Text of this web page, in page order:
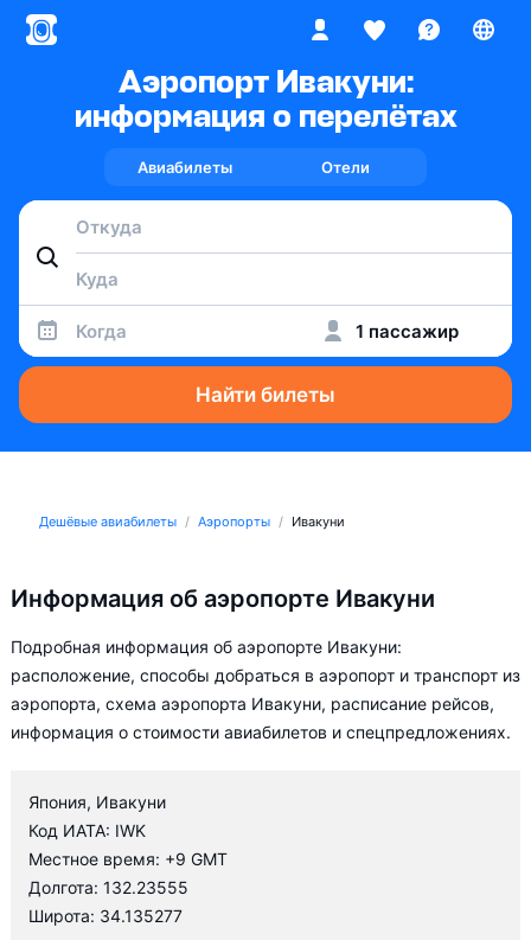
Аэропорт Ивакуни:
информация о перелётах
Авиабилеты Отели
Когда 1 пассажир
Найти билеты
Дешёвые авиабилеты Аэропорты Ивакуни
Информация об аэропорте Ивакуни
Подробная информация об аэропорте Ивакуни:
расположение, способы добраться в аэропорт и транспорт из
аэропорта, схема аэропорта Ивакуни, расписание рейсов,
информация о стоимости авиабилетов и спецпредложениях.
Япония, Ивакуни
Код ИАТА: IWK
Местное время: +9 GMT
Долгота: 132.23555
Широта: 34.135277